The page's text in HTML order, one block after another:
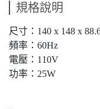
規格說明
尺寸：140 x 148 x
頻率：60Hz
電壓：110V
功率：25W